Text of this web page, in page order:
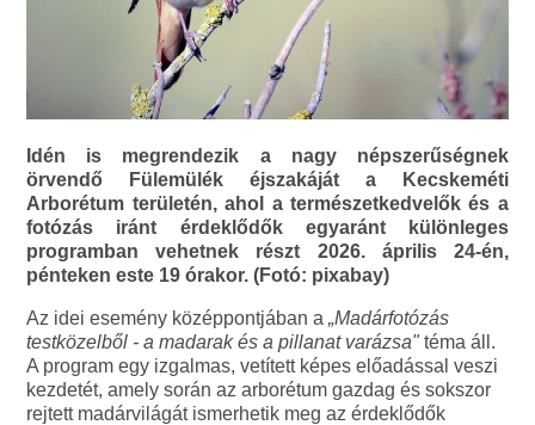
Idén is megrendezik a nagy népszerűségnek
örvendő Fülemülék éjszakáját a Kecskeméti
Arborétum területén, ahol a természetkedvelők és a
fotózás iránt érdeklődők egyaránt különleges
programban vehetnek részt 2026. április 24-én,
pénteken este 19 órakor. (Fotó: pixabay)
Az idei esemény középpontjában a „Madárfotózás
testközelből - a madarak és a pillanat varázsa"téma áll.
A program egy izgalmas, vetített képes előadással veszi
kezdetét, amely során az arborétum gazdag és sokszor
rejtett madárvilágát ismerhetik meg az érdeklődők